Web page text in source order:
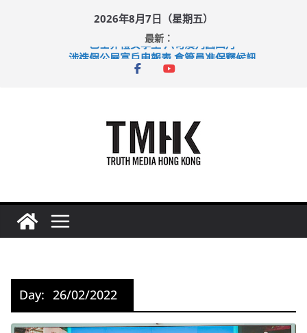
2026年8月7日（星期五）
最新：
巴士非禮女學生 六旬漢判囚四月
涉造假公屋富戶申報表 倉管員准保釋候訊
足球盛會次場激戰 祖雲達斯挫車路士
Day: 26/02/2022